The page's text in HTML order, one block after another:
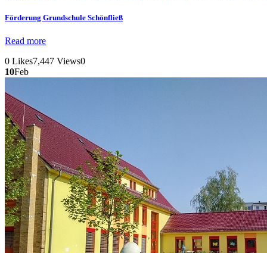
Förderung Grundschule Schönfließ
Read more
0 Likes7,447 Views0
10Feb